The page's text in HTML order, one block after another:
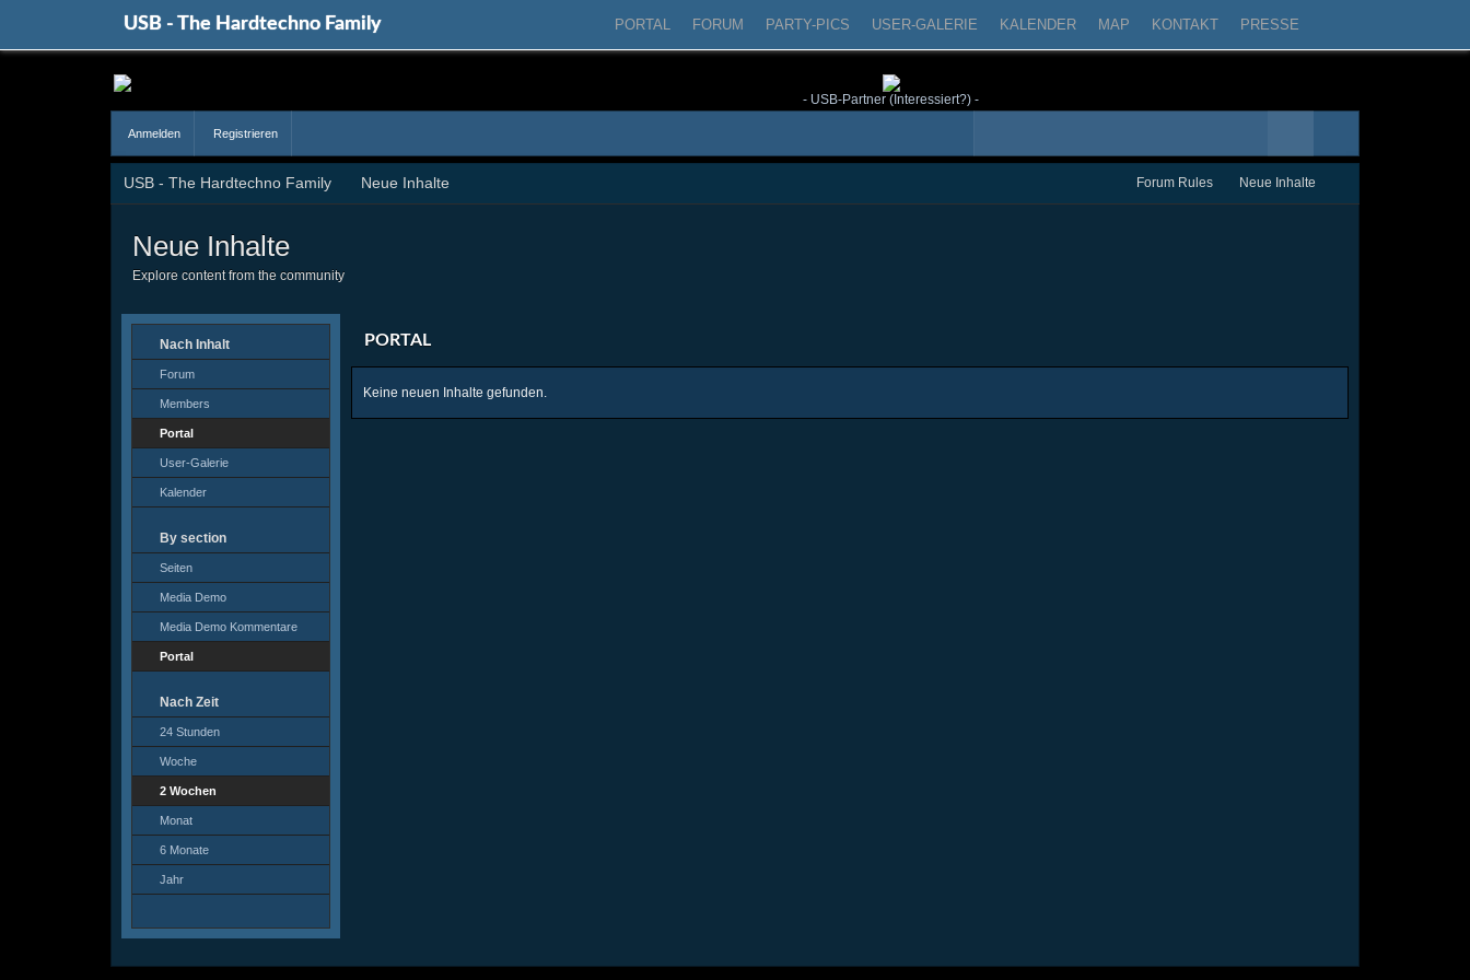
USB - The Hardtechno Family PORTAL FORUM PARTY-PICS USER-GALERIE KALENDER MAP KONTAKT PRESSE
- USB-Partner (Interessiert?) -
Anmelden Registrieren
USB - The Hardtechno Family Neue Inhalte Forum Rules Neue Inhalte
Neue Inhalte
Explore content from the community
Nach Inhalt
Forum
Members
Portal
User-Galerie
Kalender
By section
Seiten
Media Demo
Media Demo Kommentare
Portal
Nach Zeit
24 Stunden
Woche
2 Wochen
Monat
6 Monate
Jahr
PORTAL
Keine neuen Inhalte gefunden.